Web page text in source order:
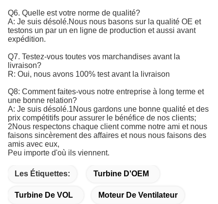
Q6. Quelle est votre norme de qualité?
A: Je suis désolé.Nous nous basons sur la qualité OE et
testons un par un en ligne de production et aussi avant
expédition.
Q7. Testez-vous toutes vos marchandises avant la
livraison?
R: Oui, nous avons 100% test avant la livraison
Q8: Comment faites-vous notre entreprise à long terme et
une bonne relation?
A: Je suis désolé.1Nous gardons une bonne qualité et des
prix compétitifs pour assurer le bénéfice de nos clients;
2Nous respectons chaque client comme notre ami et nous
faisons sincèrement des affaires et nous nous faisons des
amis avec eux,
Peu importe d'où ils viennent.
Les Étiquettes: Turbine D'OEM
Turbine De VOL Moteur De Ventilateur